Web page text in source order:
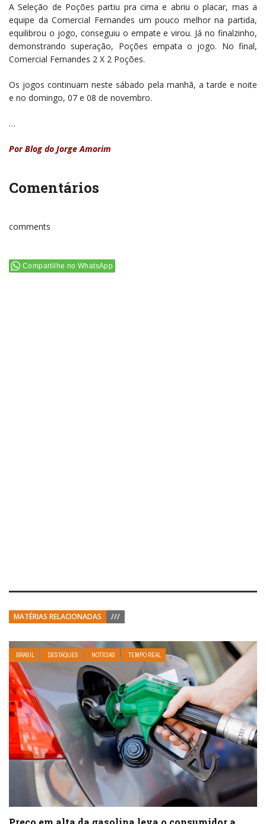
A Seleção de Poções partiu pra cima e abriu o placar, mas a
equipe da Comercial Fernandes um pouco melhor na partida,
equilibrou o jogo, conseguiu o empate e virou. Já no finalzinho,
demonstrando superação, Poções empata o jogo. No final,
Comercial Fernandes 2 X 2 Poções.
Os jogos continuam neste sábado pela manhã, a tarde e noite
e no domingo, 07 e 08 de novembro.
…
Por Blog do Jorge Amorim
Comentários
comments
Compartilhe no WhatsApp
MATÉRIAS RELACIONADAS ///
BRASIL DESTAQUES NOTÍCIAS TEMPO REAL